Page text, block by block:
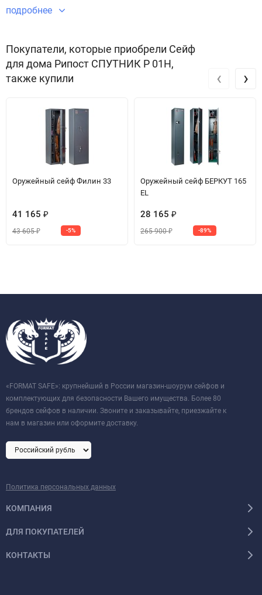
подробнее
Покупатели, которые приобрели Сейф
для дома Рипост СПУТНИК P 01Н,
также купили
Оружейный сейф Филин 33
41 165 ₽
43 605₽ -5%
Оружейный сейф БЕРКУТ 165
EL
28 165 ₽
265 900₽ -89%
‹ ›
«FORMAT SAFE»: крупнейший в России магазин-шоурум сейфов и
комплектующих для безопасности Вашего имущества. Более 80
брендов сейфов в наличии. Звоните и заказывайте, приезжайте к
нам в магазин или оформите доставку.
Политика персональных данных
КОМПАНИЯ
ДЛЯ ПОКУПАТЕЛЕЙ
КОНТАКТЫ